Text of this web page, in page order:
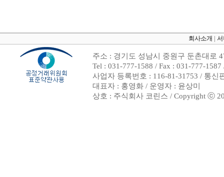
회사소개
주소 : 경기도 성남시 중원구 둔촌대로
Tel : 031-777-1588 / Fax : 031-777-
사업자 등록번호 : 116-81-31753 / 통신
대표자 : 홍영화 / 운영자 : 윤상미
상호 : 주식회사 코린스 / Copyright ⓒ